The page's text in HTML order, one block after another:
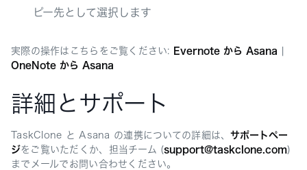
ピー先として選択します
実際の操作はこちらをご覧ください: Evernote から Asana
OneNote から Asana
詳細とサポート
TaskClone と Asana の連携についての詳細は、サポートペー
ジをご覧いただくか、担当チーム (support@taskclone.com)
までメールでお問い合わせください。